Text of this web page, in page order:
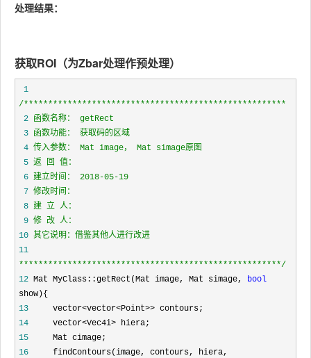
处理结果：
获取ROI（为Zbar处理作预处理）
1
/*
2
3
4
5
6
7
8
9
10
11
******************************************************/
12 Mat MyClass::getRect(Mat image, Mat simage, bool
13
     vector<vector<Point>>
14
     vector<Vec4i>
15
16
    findContours(image, contours, hiera,